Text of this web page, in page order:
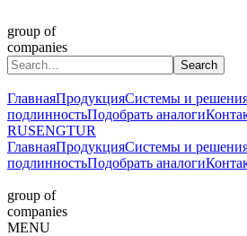
group of
companies
ГлавнаяПродукцияСистемы и
подлинностьПодобрать аналоги
RUSENGTUR
ГлавнаяПродукцияСистемы и
подлинностьПодобрать аналоги
group of
companies
MENU